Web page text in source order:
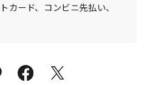
ード、コンビニ先払い、